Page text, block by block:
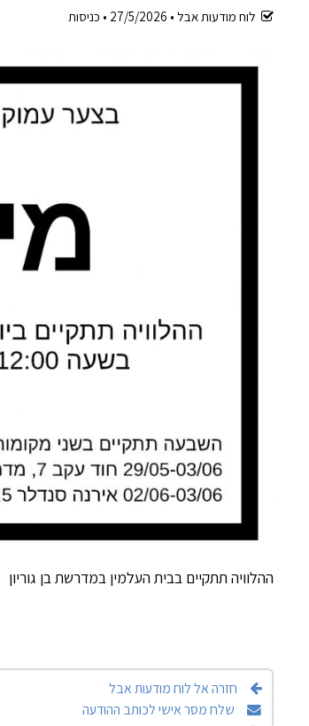
לוח מודעות אבל • 27/5/2026
• כניסות
ההלוויה תתקיים בבית העלמין במדרשת בן גוריון
חזרה אל לוח מודעות אבל
שלח מסר אישי לכותב ההודעה